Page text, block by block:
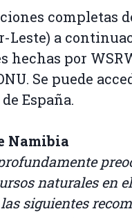
completas
Leste) a
hechas por
Se puede
España.
Namibia
naturales en
siguientes